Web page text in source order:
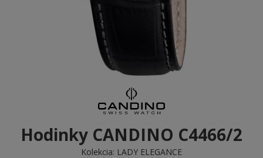
Hodinky CANDINO C4466/2
Kolekcia: LADY ELEGANCE